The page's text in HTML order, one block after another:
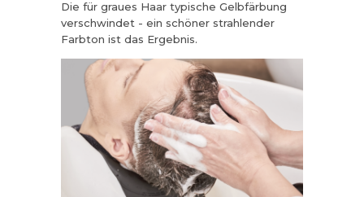
Die für graues Haar typische Gelbfärbung
verschwindet - ein schöner strahlender
Farbton ist das Ergebnis.